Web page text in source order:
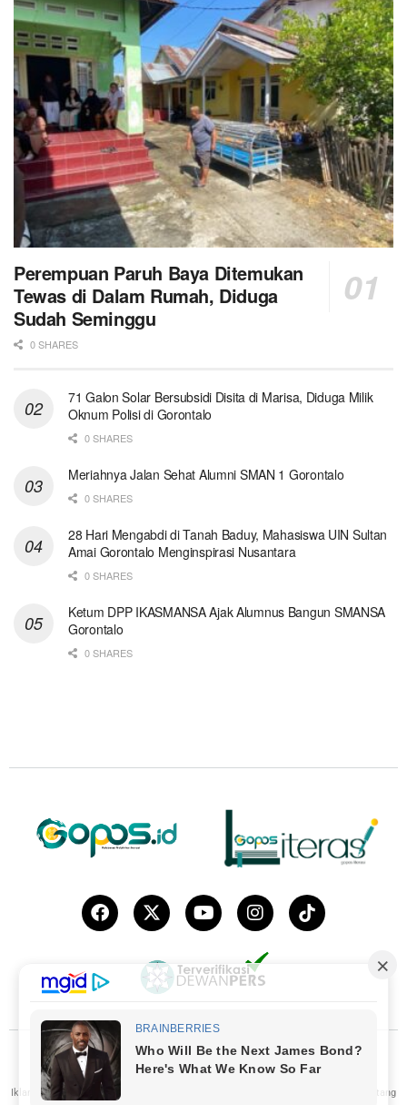
Perempuan Paruh Baya Ditemukan
Tewas di Dalam Rumah, Diduga
Sudah Seminggu
0 SHARES
71 Galon Solar Bersubsidi Disita di Marisa, Diduga Milik
Oknum Polisi di Gorontalo
0 SHARES
Meriahnya Jalan Sehat Alumni SMAN 1 Gorontalo
0 SHARES
28 Hari Mengabdi di Tanah Baduy, Mahasiswa UIN Sultan
Amai Gorontalo Menginspirasi Nusantara
0 SHARES
Ketum DPP IKASMANSA Ajak Alumnus Bangun SMANSA
Gorontalo
0 SHARES
© 2019 – 2023Gopos.id| Gopos Media Online Indonesia | Gorontalo.
Iklan
|Karir |Pedoman Media Cyber
Tentang